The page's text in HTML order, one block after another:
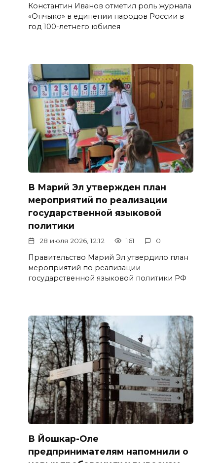
Константин Иванов отметил роль журнала
«Ончыко» в единении народов России в
год 100-летнего юбилея
В Марий Эл утвержден план
мероприятий по реализации
государственной языковой
политики
28 июля 2026, 12:12 161 0
Правительство Марий Эл утвердило план
мероприятий по реализации
государственной языковой политики РФ
В Йошкар-Оле
предпринимателям напомнили о